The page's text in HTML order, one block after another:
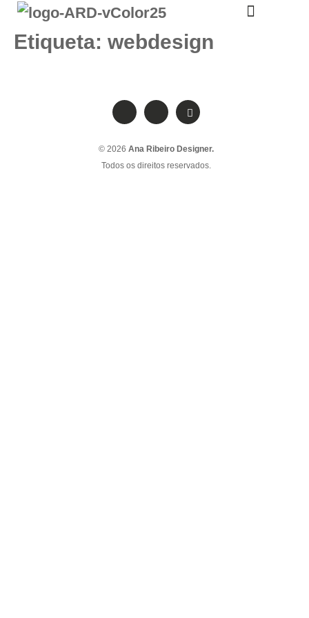
Etiqueta: webdesign
© 2026 Ana Ribeiro Designer.
Todos os direitos reservados.